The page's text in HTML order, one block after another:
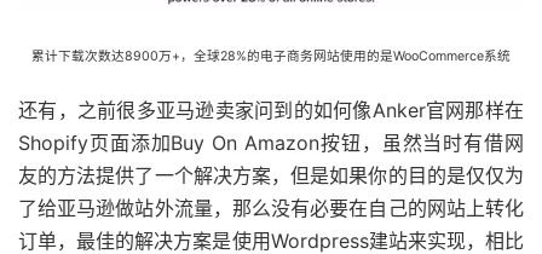
累计下载次数达8900万+，全球28%的电子商务网站使用的是WooCommerce系统
还有，之前很多亚马逊卖家问到的如何像Anker官网那样在
Shopify页面添加Buy On Amazon按钮，虽然当时有借网
友的方法提供了一个解决方案，但是如果你的目的是仅仅为
了给亚马逊做站外流量，那么没有必要在自己的网站上转化
订单，最佳的解决方案是使用Wordpress建站来实现，相比